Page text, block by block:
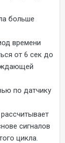
больше
времени
от 6 сек до
по датчику
сигналов
цикла.